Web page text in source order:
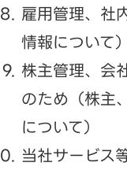
雇用管理、社
情報について）
株主管理、会
のため（株主
について）
当社サービス